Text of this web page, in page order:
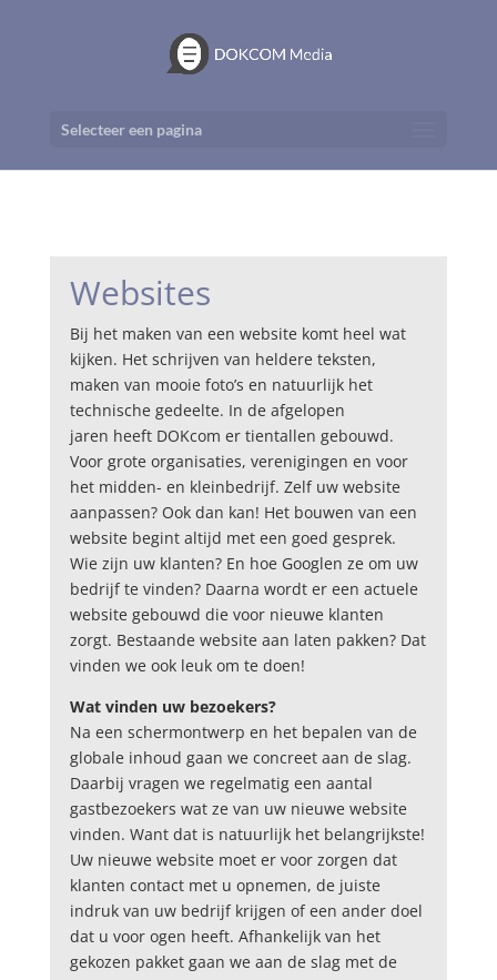
Selecteer een pagina
Websites
Bij het maken van een website komt heel wat
kijken. Het schrijven van heldere teksten,
maken van mooie foto’s en natuurlijk het
technische gedeelte. In de afgelopen
jaren heeft DOKcom er tientallen gebouwd.
Voor grote organisaties, verenigingen en voor
het midden- en kleinbedrijf. Zelf uw website
aanpassen? Ook dan kan! Het bouwen van een
website begint altijd met een goed gesprek.
Wie zijn uw klanten? En hoe Googlen ze om uw
bedrijf te vinden? Daarna wordt er een actuele
website gebouwd die voor nieuwe klanten
zorgt. Bestaande website aan laten pakken? Dat
vinden we ook leuk om te doen!
Wat vinden uw bezoekers?
Na een schermontwerp en het bepalen van de
globale inhoud gaan we concreet aan de slag.
Daarbij vragen we regelmatig een aantal
gastbezoekers wat ze van uw nieuwe website
vinden. Want dat is natuurlijk het belangrijkste!
Uw nieuwe website moet er voor zorgen dat
klanten contact met u opnemen, de juiste
indruk van uw bedrijf krijgen of een ander doel
dat u voor ogen heeft. Afhankelijk van het
gekozen pakket gaan we aan de slag met de